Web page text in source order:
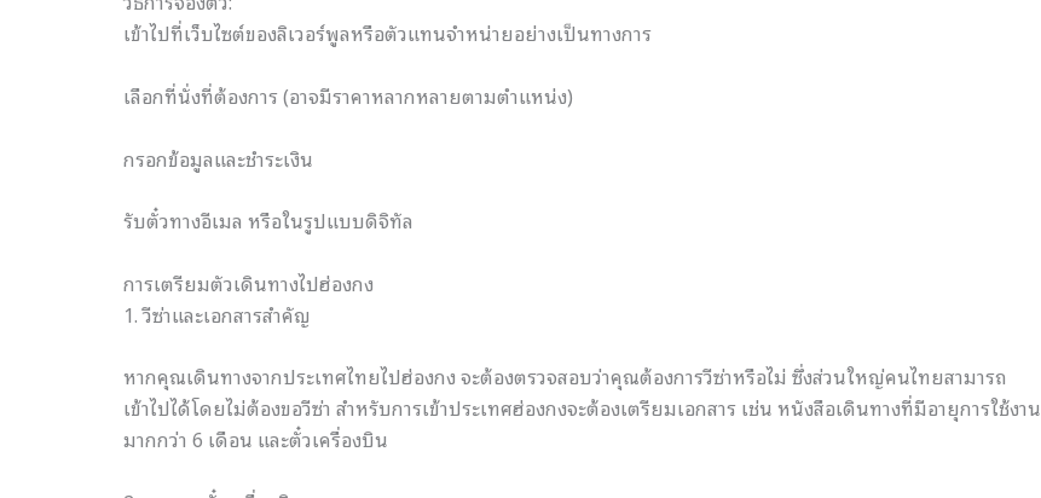
เข้าไปที่เว็บไซต์ของลิเวอร์พูลหรือตัวแทนจำหน่ายอย่างเป็นทางการ
เลือกที่นั่งที่ต้องการ (อาจมีราคาหลากหลายตามตำแหน่ง)
กรอกข้อมูลและชำระเงิน
รับตั๋วทางอีเมล หรือในรูปแบบดิจิทัล
การเตรียมตัวเดินทางไปฮ่องกง
1. วีซ่าและเอกสารสำคัญ
หากคุณเดินทางจากประเทศไทยไปฮ่องกง จะต้องตรวจสอบว่าคุณต้องการวีซ่าหรือไม่ ซึ่งส่วนใหญ่คนไทยสามารถ
เข้าไปได้โดยไม่ต้องขอวีซ่า สำหรับการเข้าประเทศฮ่องกงจะต้องเตรียมเอกสาร เช่น หนังสือเดินทางที่มีอายุการใช้งาน
มากกว่า 6 เดือน และตั๋วเครื่องบิน